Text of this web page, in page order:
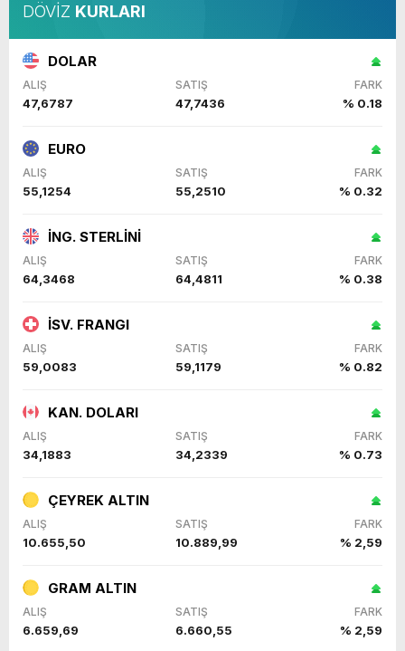
DÖVİZ KURLARI
DOLAR
ALIŞ SATIŞ FARK
47,6787 47,7436 % 0.18
EURO
ALIŞ SATIŞ FARK
55,1254 55,2510 % 0.32
İNG. STERLİNİ
ALIŞ SATIŞ FARK
64,3468 64,4811 % 0.38
İSV. FRANGI
ALIŞ SATIŞ FARK
59,0083 59,1179 % 0.82
KAN. DOLARI
ALIŞ SATIŞ FARK
34,1883 34,2339 % 0.73
ÇEYREK ALTIN
ALIŞ SATIŞ FARK
10.655,50 10.889,99 % 2,59
GRAM ALTIN
ALIŞ SATIŞ FARK
6.659,69 6.660,55 % 2,59